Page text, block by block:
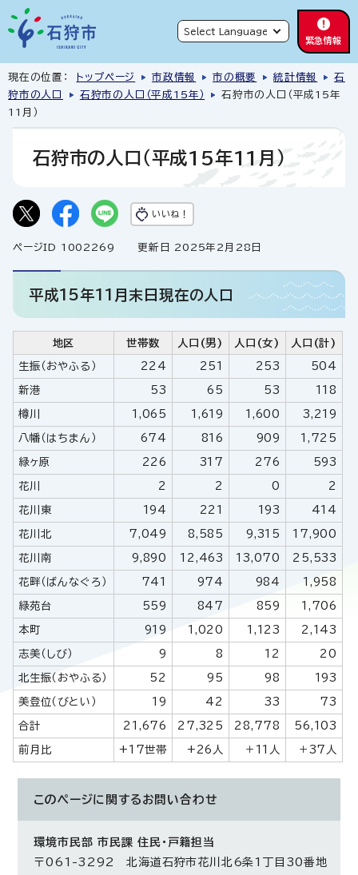
緊急情報
現在の位置： トップページ 市政情報 市の概要 統計情報
石
狩市の人口
石狩市の人口（平成15年）
石狩市の人口（平成15年
11月）
石狩市の人口（平成15年11月）
いいね！
ページID 1002269 更新日 2025年2月28日
平成15年11月末日現在の人口
地区 世帯数 人口(男) 人口(女) 人口(計)
生振（おやふる） 224 251 253 504
新港 53 65 53 118
樽川 1,065 1,619 1,600 3,219
八幡（はちまん） 674 816 909 1,725
緑ヶ原 226 317 276 593
花川 2 2 0 2
花川東 194 221 193 414
花川北 7,049 8,585 9,315 17,900
花川南 9,890 12,463 13,070 25,533
花畔（ばんなぐろ） 741 974 984 1,958
緑苑台 559 847 859 1,706
本町 919 1,020 1,123 2,143
志美（しび） 9 8 12 20
北生振（おやふる） 52 95 98 193
美登位（びとい） 19 42 33 73
合計 21,676 27,325 28,778 56,103
前月比 +17世帯 +26人 ＋11人 ＋37人
このページに関する お問い合わせ
環境市民部 市民課 住民・戸籍担当
〒061-3292 北海道石狩市花川北6条1丁目30番地